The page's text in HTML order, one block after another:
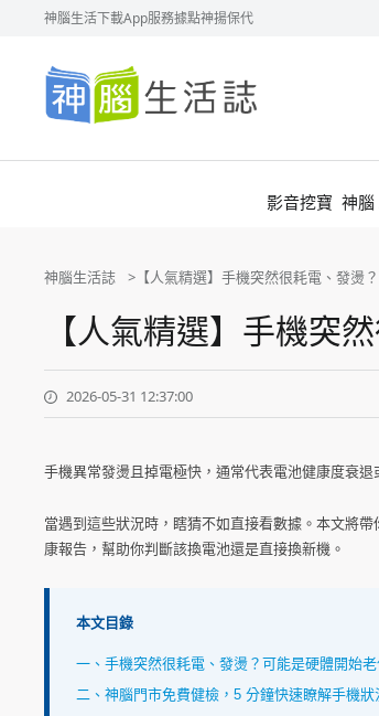
神腦生活下載App服務據點神揚保代
神
腦
生
活
影音挖寶 神腦
神腦生活誌 【人氣精選】手機突然很耗電、發燙
【人氣精選】手機突
2026-05-31 12:37:00
手機異常發燙且掉電極快，通常代表電池健康度衰
當遇到這些狀況時，瞎猜不如直接看數據。本文將
康報告，幫助你判斷該換電池還是直接換新機。
本文目錄
一、手機突然很耗電、發燙？可能是硬體開始
二、神腦門市免費健檢，5 分鐘快速瞭解手機狀